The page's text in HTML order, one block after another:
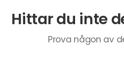
Hittar du inte
Prova någon av